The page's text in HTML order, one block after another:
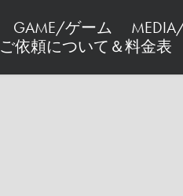
GAME/ゲーム
ご依頼について＆料金表